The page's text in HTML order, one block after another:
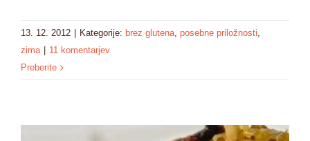
13. 12. 2012 Kategorije: brez glutena, posebne priložnosti,
zima
11 komentarjev
Preberite